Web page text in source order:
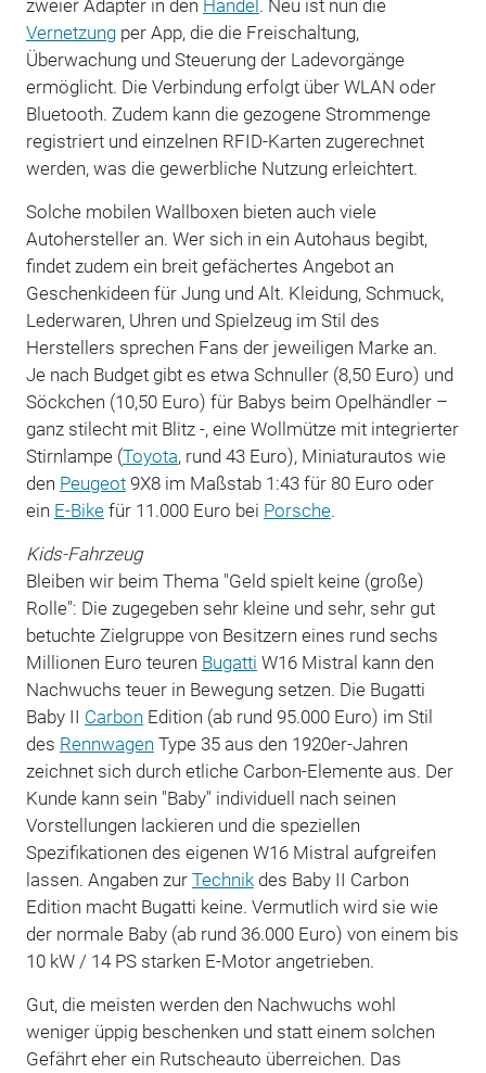
zweier Adapter in den Handel . Neu ist nun die
Vernetzungper App, die die Freischaltung,
Überwachung und Steuerung der Ladevorgänge
ermöglicht. Die Verbindung erfolgt über WLAN oder
Bluetooth. Zudem kann die gezogene Strommenge
registriert und einzelnen RFID-Karten zugerechnet
werden, was die gewerbliche Nutzung erleichtert.
Solche mobilen Wallboxen bieten auch viele
Autohersteller an. Wer sich in ein Autohaus begibt,
findet zudem ein breit gefächertes Angebot an
Geschenkideen für Jung und Alt. Kleidung, Schmuck,
Lederwaren, Uhren und Spielzeug im Stil des
Herstellers sprechen Fans der jeweiligen Marke an.
Je nach Budget gibt es etwa Schnuller (8,50 Euro) und
Söckchen (10,50 Euro) für Babys beim Opelhändler –
ganz stilecht mit Blitz -, eine Wollmütze mit integrierter
Stirnlampe (Toyota, rund 43 Euro), Miniaturautos wie
den Peugeot9X8 im Maßstab 1:43 für 80 Euro oder
ein E-Bikefür 11.000 Euro bei Porsche.
Kids-Fahrzeug
Bleiben wir beim Thema "Geld spielt keine (große)
Rolle": Die zugegeben sehr kleine und sehr, sehr gut
betuchte Zielgruppe von Besitzern eines rund sechs
Millionen Euro teuren Bugatti W16 Mistral kann den
Nachwuchs teuer in Bewegung setzen. Die Bugatti
Baby II Carbon Edition (ab rund 95.000 Euro) im Stil
des Rennwagen Type 35 aus den 1920er-Jahren
zeichnet sich durch etliche Carbon-Elemente aus. Der
Kunde kann sein "Baby" individuell nach seinen
Vorstellungen lackieren und die speziellen
Spezifikationen des eigenen W16 Mistral aufgreifen
lassen. Angaben zur Technikdes Baby II Carbon
Edition macht Bugatti keine. Vermutlich wird sie wie
der normale Baby (ab rund 36.000 Euro) von einem bis
10 kW / 14 PS starken E-Motor angetrieben.
Gut, die meisten werden den Nachwuchs wohl
weniger üppig beschenken und statt einem solchen
Gefährt eher ein Rutscheauto überreichen. Das